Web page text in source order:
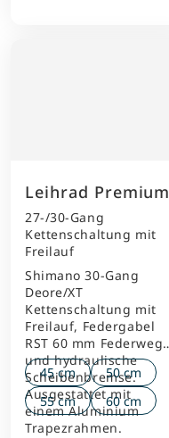
Leihrad Premium
27-/30-Gang
Kettenschaltung mit
Freilauf
Shimano 30-Gang
Deore/XT
Kettenschaltung mit
Freilauf, Federgabel
RST 60 mm Federweg
und hydraulische
Scheibenbremse.
Ausgestattet mit
einem Aluminium
Trapezrahmen.
45 cm
50 cm
55 cm
60 cm